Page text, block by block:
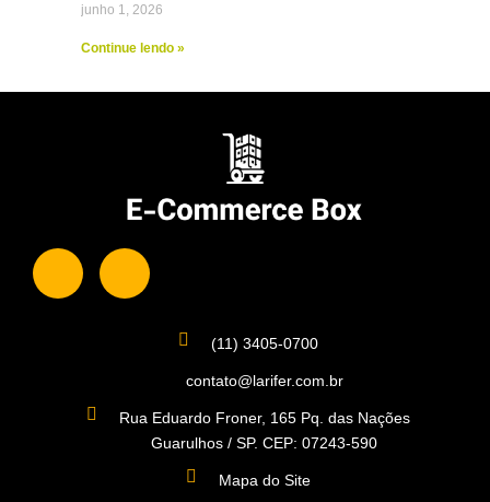
junho 1, 2026
Continue lendo »
(11) 3405-0700
contato@larifer.com.br
Rua Eduardo Froner, 165 Pq. das Nações
Guarulhos / SP. CEP: 07243-590
Mapa do Site